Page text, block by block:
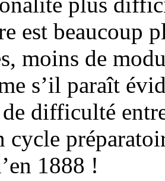
est beaucoup
moins de
s’il paraît
difficulté
cycle
1888 !